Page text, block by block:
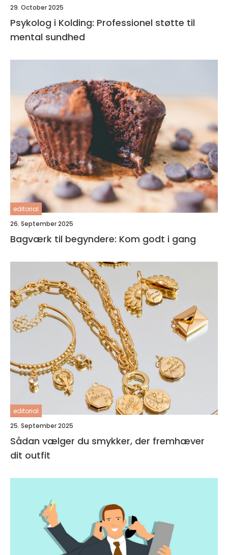
29. October 2025
Psykolog i Kolding: Professionel støtte til
mental sundhed
editorial
26. September 2025
Bagværk til begyndere: Kom godt i gang
editorial
25. September 2025
Sådan vælger du smykker, der fremhæver
dit outfit